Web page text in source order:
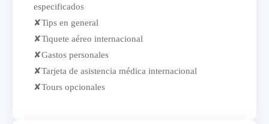
especificados
✘Tips en general
✘Tiquete aéreo internacional
✘Gastos personales
✘Tarjeta de asistencia médica internacional
✘Tours opcionales